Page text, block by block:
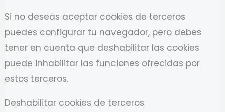
Si no deseas aceptar cookies de terceros
puedes configurar tu navegador, pero debes
tener en cuenta que deshabilitar las cookies
puede inhabilitar las funciones ofrecidas por
estos terceros.
Deshabilitar cookies de terceros